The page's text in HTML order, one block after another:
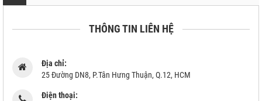
THÔNG TIN LIÊN HỆ
Địa chỉ:
25 Đường DN8, P.Tân Hưng Thuận, Q.12, HCM
Điện thoại: